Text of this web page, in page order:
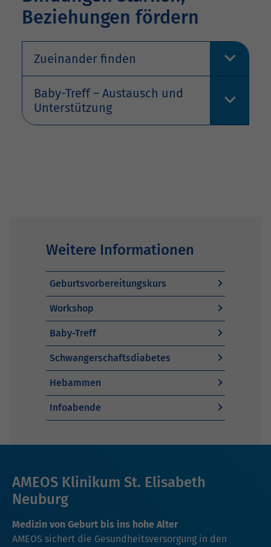
Beziehungen fördern
Zueinander finden
Baby-Treff – Austausch und
Unterstützung
Weitere Informationen
Geburtsvorbereitungskurs
Workshop
Baby-Treff
Schwangerschaftsdiabetes
Hebammen
Infoabende
AMEOS Klinikum St. Elisabeth
Neuburg
Medizin von Geburt bis ins hohe Alter
AMEOS sichert die Gesundheitsversorgung in den